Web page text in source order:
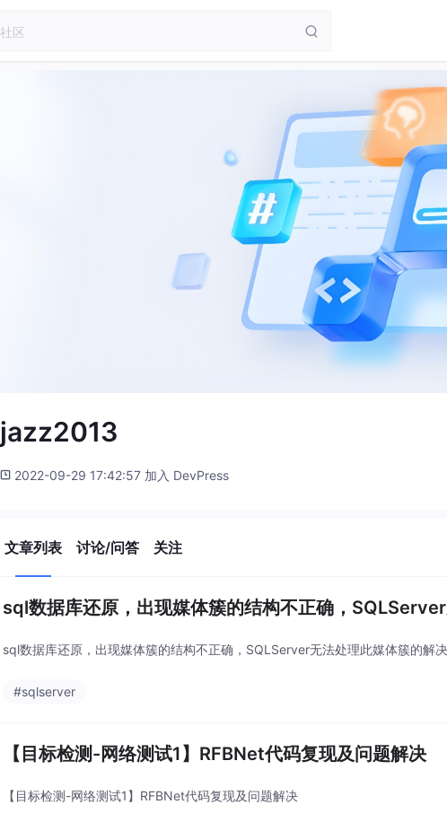
jazz2013
2022-09-29 17:42:57 加入 DevPress
文章列表 讨论/问答 关注
sql数据库还原，出现媒体簇的结构不正确，
sql数据库还原，出现媒体簇的结构不正确，SQLServer无法处理此媒体簇的解
#sqlserver
【目标检测-网络测试1】RFBNet代码复现及问题解决
【目标检测-网络测试1】RFBNet代码复现及问题解决